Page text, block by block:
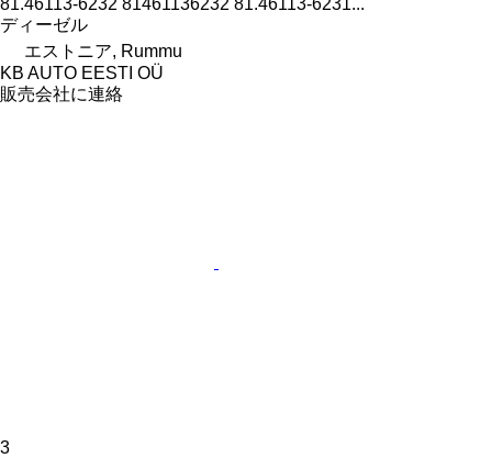
ディーゼル
エストニア, Rummu
KB AUTO EESTI OÜ
販売会社に連絡
3